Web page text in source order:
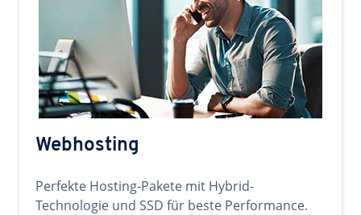
Webhosting
Perfekte Hosting-Pakete mit Hybrid-
Technologie und SSD für beste Performance.